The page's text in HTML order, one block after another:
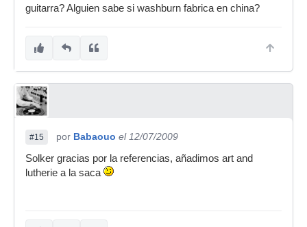
guitarra? Alguien sabe si washburn fabrica en china?
#15 por Babaouo el 12/07/2009
Solker gracias por la referencias, añadimos art and
lutherie a la saca